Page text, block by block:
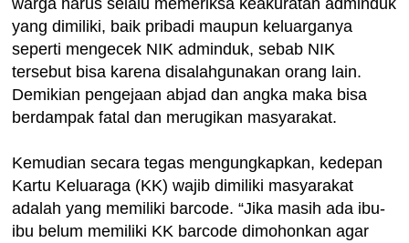
yang dimiliki, baik pribadi maupun keluarganya
seperti mengecek NIK adminduk, sebab NIK
tersebut bisa karena disalahgunakan orang lain.
Demikian pengejaan abjad dan angka maka bisa
berdampak fatal dan merugikan masyarakat.
Kemudian secara tegas mengungkapkan, kedepan
Kartu Keluaraga (KK) wajib dimiliki masyarakat
adalah yang memiliki barcode. “Jika masih ada ibu-
ibu belum memiliki KK barcode dimohonkan agar